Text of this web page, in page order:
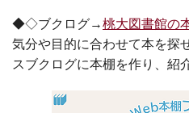
◆◇ブクログ→桃大図書館の
気分や目的に合わせて本を探
スブクログに本棚を作り、紹